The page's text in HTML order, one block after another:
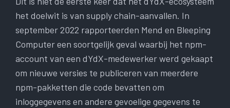
het doelwit is van supply chain-aanvallen. In
september 2022 rapporteerden Mend en Bleeping
Computer een soortgelijk geval waarbij het npm-
account van een dYdX-medewerker werd gekaapt
om nieuwe versies te publiceren van meerdere
npm-pakketten die code bevatten om
inloggegevens en andere gevoelige gegevens te